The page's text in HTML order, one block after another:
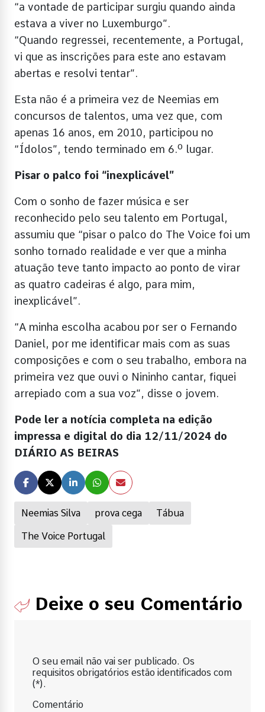
Neemias Silva prova cega Tábua
The Voice Portugal
“a vontade de participar surgiu quando ainda
estava a viver no Luxemburgo”.
“Quando regressei, recentemente, a Portugal,
vi que as inscrições para este ano estavam
abertas e resolvi tentar”.
Esta não é a primeira vez de Neemias em
concursos de talentos, uma vez que, com
apenas 16 anos, em 2010, participou no
“Ídolos”, tendo terminado em 6.º lugar.
Pisar o palco foi “inexplicável”
Com o sonho de fazer música e ser
reconhecido pelo seu talento em Portugal,
assumiu que “pisar o palco do The Voice foi um
sonho tornado realidade e ver que a minha
atuação teve tanto impacto ao ponto de virar
as quatro cadeiras é algo, para mim,
inexplicável”.
“A minha escolha acabou por ser o Fernando
Daniel, por me identificar mais com as suas
composições e com o seu trabalho, embora na
primeira vez que ouvi o Nininho cantar, fiquei
arrepiado com a sua voz”, disse o jovem.
Pode ler a notícia completa na edição
impressa e digital do dia 12/11/2024 do
DIÁRIO AS BEIRAS
Deixe o seu Comentário
O seu email não vai ser publicado. Os
requisitos obrigatórios estão identificados com
(*).
Comentário